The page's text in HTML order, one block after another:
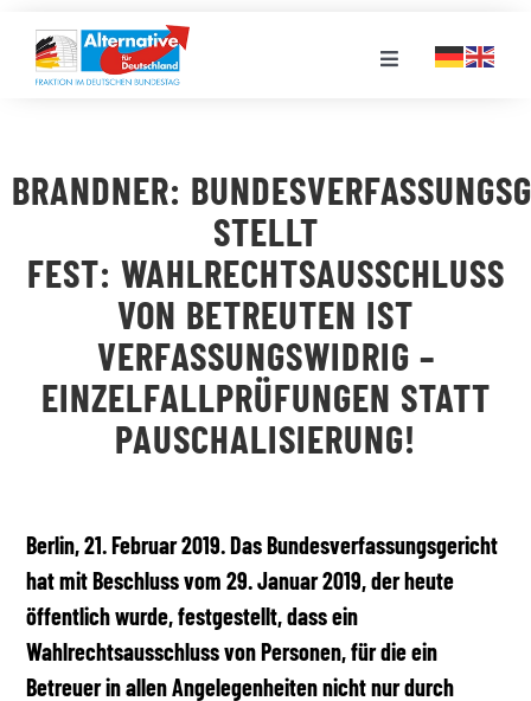
Inhalt
springen
Toggle
VERANSTALTUNGEN
STELLENPORTAL
BRANDNER:
STELLT
FEST: WAHLRECHTSAUSSCHLUSS
VON BETREUTEN IST
VERFASSUNGSWIDRIG –
EINZELFALLPRÜFUNGEN STATT
PAUSCHALISIERUNG!
Berlin, 21. Februar 2019. Das Bundesverfassungsgericht
hat mit Beschluss vom 29. Januar 2019, der heute
öffentlich wurde, festgestellt, dass ein
Wahlrechtsausschluss von Personen, für die ein
Betreuer in allen Angelegenheiten nicht nur durch